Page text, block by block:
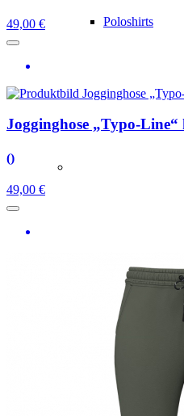
Poloshirts
Zipper-Shirts +
49,00 €
Jogginghose „Typo-Line“
()
49,00 €